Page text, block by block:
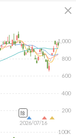
close
2026/07/16
200
400
600
800
1,000
100K
除